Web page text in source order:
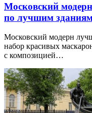
Московский
по лучшим
Московский модерн
набор красивых
с композицией…